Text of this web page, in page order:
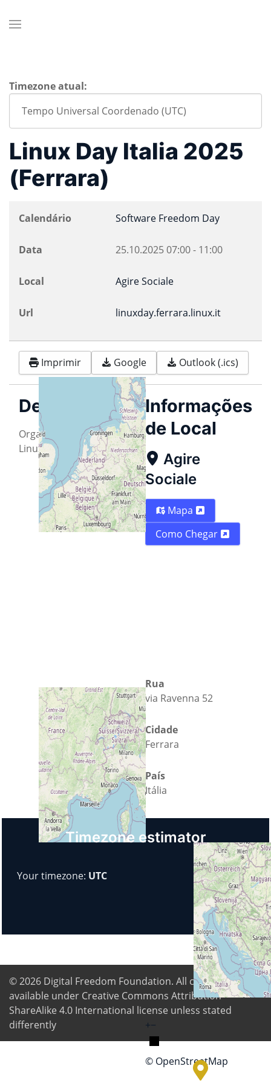
Timezone atual:
Linux Day Italia 2025
(Ferrara)
Calendário Software Freedom Day
Data 25.10.202507:00- 11:00
Local Agire Sociale
Url linuxday.ferrara.linux.it
Imprimir Google Outlook (.ics)
Descrição
Organized by Ferrara
Linux User Group APS
Informações
de Local
Agire
Sociale
Mapa
Como Chegar
+−
© OpenStreetMap
Rua
via Ravenna 52
Cidade
Ferrara
País
Itália
Timezone estimator
Your timezone: UTC
© 2026 Digital Freedom Foundation. All content is
available under Creative Commons Attribution-
ShareAlike 4.0 International license unless stated
differently